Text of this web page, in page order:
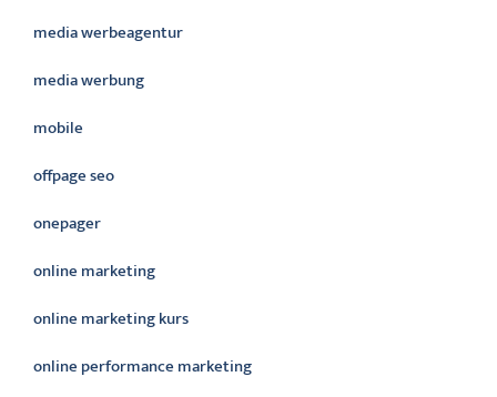
media werbeagentur
media werbung
mobile
offpage seo
onepager
online marketing
online marketing kurs
online performance marketing